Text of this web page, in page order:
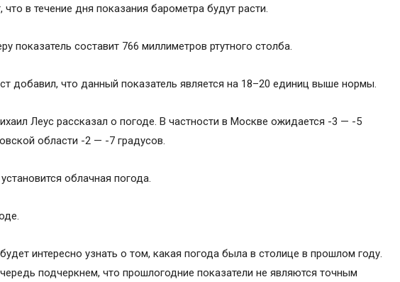
что в течение дня показания барометра будут расти.
показатель составит 766 миллиметров ртутного столба.
добавил, что данный показатель является на 18–20 единиц выше нормы.
Леус рассказал о погоде. В частности в Москве ожидается -3 — -5
области -2 — -7 градусов.
облачная погода.
интересно узнать о том, какая погода была в столице в прошлом году.
подчеркнем, что прошлогодние показатели не являются точным